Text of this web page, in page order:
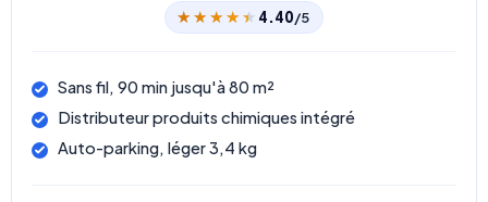
★★★★★
★★★★★ 4.40/5
Sans fil, 90 min jusqu'à 80 m²
Distributeur produits chimiques intégré
Auto-parking, léger 3,4 kg